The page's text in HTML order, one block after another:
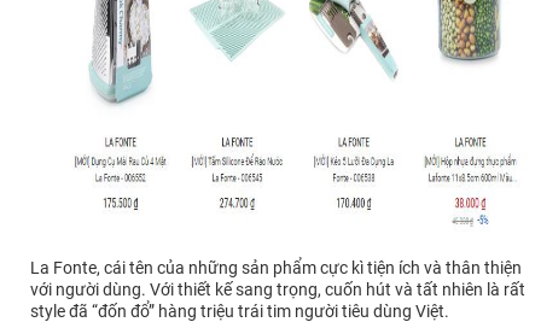
La Fonte, cái tên của những sản phẩm cực kì tiện ích và thân thiện
với người dùng. Với thiết kế sang trọng, cuốn hút và tất nhiên là rất
style đã “đốn đổ” hàng triệu trái tim người tiêu dùng Việt.